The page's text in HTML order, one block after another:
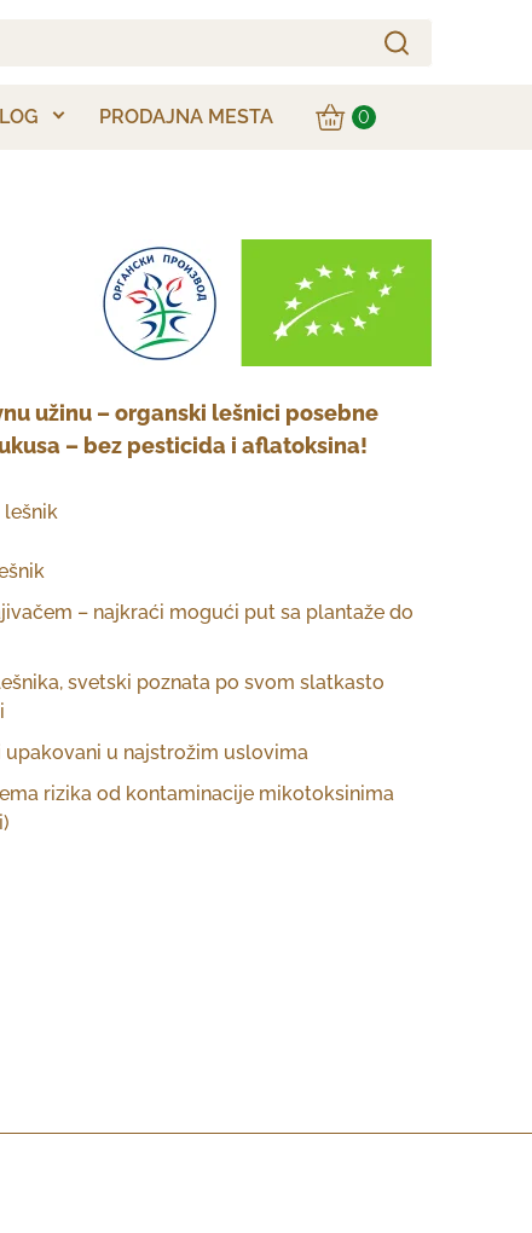
PRODAJNA MESTA 0
užinu – organski lešnici posebne
– bez pesticida i aflatoksina!
lešnik
– najkraći mogući put sa plantaže do
svetski poznata po svom slatkasto
u najstrožim uslovima
rizika od kontaminacije mikotoksinima